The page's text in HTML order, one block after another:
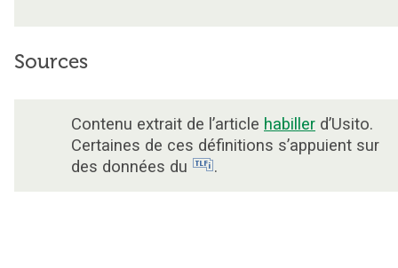
Sources
Contenu extrait de l’article habiller d’Usito.
Certaines de ces définitions s’appuient sur
des données du
.